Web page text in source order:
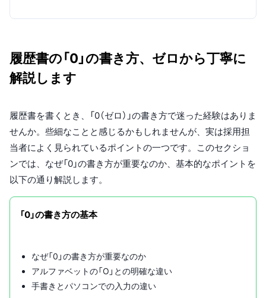
履歴書の「0」の書き方、ゼロから丁寧に
解説します
履歴書を書くとき、「0（ゼロ）」の書き方で迷った経験はありま
せんか。些細なことと感じるかもしれませんが、実は採用担
当者によく見られているポイントの一つです。このセクショ
ンでは、なぜ「0」の書き方が重要なのか、基本的なポイントを
以下の通り解説します。
「0」の書き方の基本
なぜ「0」の書き方が重要なのか
アルファベットの「O」との明確な違い
手書きとパソコンでの入力の違い